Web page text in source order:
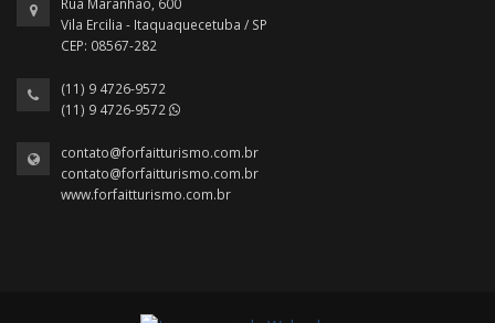
Vila Ercilia - Itaquaquecetuba / SP
CEP: 08567-282
(11) 9 4726-9572
(11) 9 4726-9572
contato@forfaitturismo.com.br
contato@forfaitturismo.com.br
www.forfaitturismo.com.br